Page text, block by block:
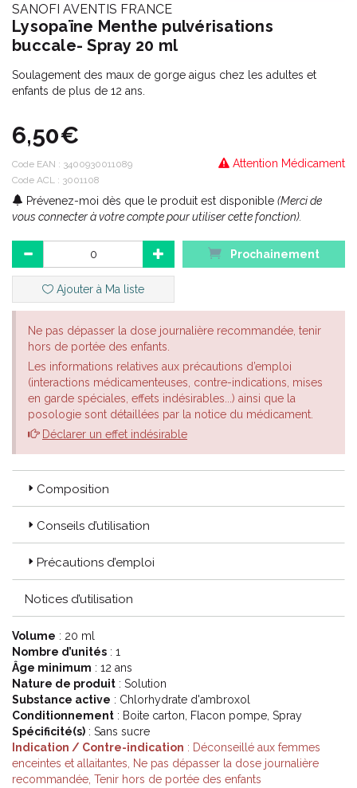
SANOFI AVENTIS FRANCE
Lysopaïne Menthe pulvérisations
buccale- Spray 20 ml
Soulagement des maux de gorge aigus chez les adultes et
enfants de plus de 12 ans.
6,50€
Attention Médicament
Code EAN : 3400930011089
Code ACL : 3001108
Prévenez-moi dès que le produit est disponible (Merci de
vous connecter à votre compte pour utiliser cette fonction).
Prochainement
Ajouter à Ma liste
Ne pas dépasser la dose journalière recommandée, tenir
hors de portée des enfants.
Les informations relatives aux précautions d’emploi
(interactions médicamenteuses, contre-indications, mises
en garde spéciales, effets indésirables...) ainsi que la
posologie sont détaillées par la notice du médicament.
Déclarer un effet indésirable
Composition
Conseils d’utilisation
Précautions d’emploi
Notices d’utilisation
Volume : 20 ml
Nombre d’unités : 1
Âge minimum : 12 ans
Nature de produit : Solution
Substance active : Chlorhydrate d'ambroxol
Conditionnement : Boite carton, Flacon pompe, Spray
Spécificité(s) : Sans sucre
Indication / Contre-indication : Déconseillé aux femmes
enceintes et allaitantes, Ne pas dépasser la dose journalière
recommandée, Tenir hors de portée des enfants